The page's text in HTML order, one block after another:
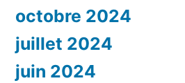
octobre 2024
juillet 2024
juin 2024